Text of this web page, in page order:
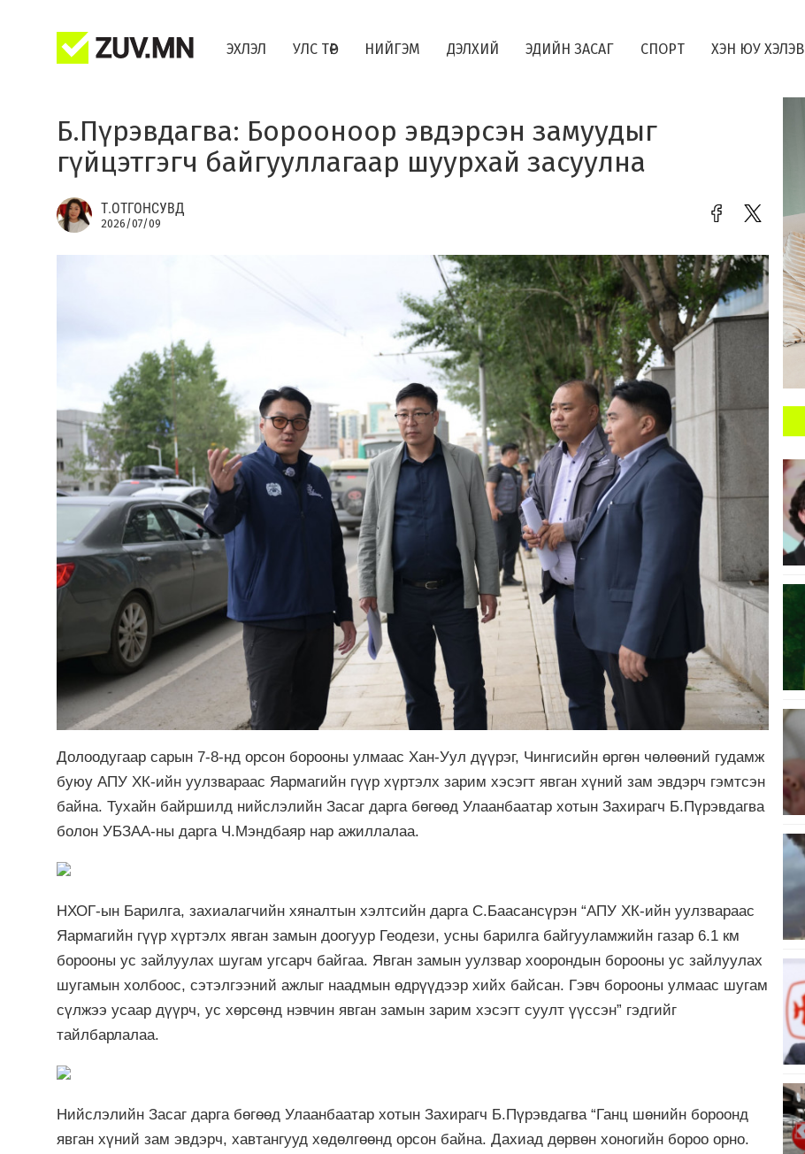
ЭХЛЭЛ УЛС ТӨР НИЙГЭМ ДЭЛХИЙ ЭДИЙН ЗАСАГ СПОРТ ХЭН ЮУ ХЭЛЭВ
Б.Пүрэвдагва: Борооноор эвдэрсэн замуудыг
гүйцэтгэгч байгууллагаар шуурхай засуулна
Т.ОТГОНСУВД
2026/07/09
Долоодугаар сарын 7-8-нд орсон борооны улмаас Хан-Уул дүүрэг, Чингисийн өргөн чөлөөний гудамж
буюу АПУ ХК-ийн уулзвараас Яармагийн гүүр хүртэлх зарим хэсэгт явган хүний зам эвдэрч гэмтсэн
байна. Тухайн байршилд нийслэлийн Засаг дарга бөгөөд Улаанбаатар хотын Захирагч Б.Пүрэвдагва
болон УБЗАА-ны дарга Ч.Мэндбаяр нар ажиллалаа.
НХОГ-ын Барилга, захиалагчийн хяналтын хэлтсийн дарга С.Баасансүрэн “АПУ ХК-ийн уулзвараас
Яармагийн гүүр хүртэлх явган замын доогуур Геодези, усны барилга байгууламжийн газар 6.1 км
борооны ус зайлуулах шугам угсарч байгаа. Явган замын уулзвар хоорондын борооны ус зайлуулах
шугамын холбоос, сэтэлгээний ажлыг наадмын өдрүүдээр хийх байсан. Гэвч борооны улмаас шугам
сүлжээ усаар дүүрч, ус хөрсөнд нэвчин явган замын зарим хэсэгт суулт үүссэн” гэдгийг
тайлбарлалаа.
Нийслэлийн Засаг дарга бөгөөд Улаанбаатар хотын Захирагч Б.Пүрэвдагва “Ганц шөнийн бороонд
явган хүний зам эвдэрч, хавтангууд хөдөлгөөнд орсон байна. Дахиад дөрвөн хоногийн бороо орно.